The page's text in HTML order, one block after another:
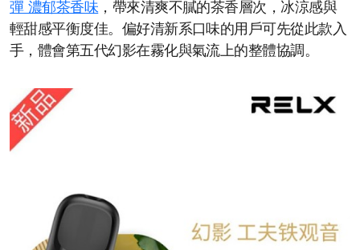
彈 濃郁茶香味 ，帶來清爽不膩的茶香層次，冰涼感與
輕甜感平衡度佳。偏好清新系口味的用戶可先從此款入
手，體會第五代幻影在霧化與氣流上的整體協調。